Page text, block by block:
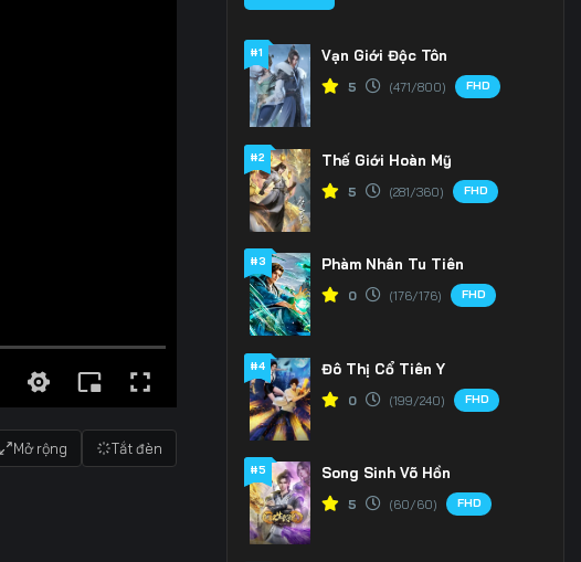
Mở rộng Tắt đèn
#1 Vạn Giới Độc Tôn
5 (471/800) FHD
#2 Thế Giới Hoàn Mỹ
5 (281/360) FHD
#3 Phàm Nhân Tu Tiên
0 (176/176) FHD
#4 Đô Thị Cổ Tiên Y
0 (199/240) FHD
#5 Song Sinh Võ Hồn
5 (60/60) FHD